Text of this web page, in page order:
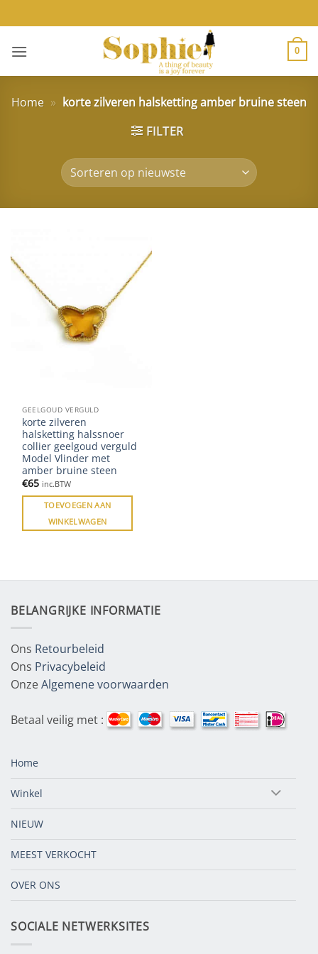
naar
inhoud
0
Home » korte zilveren halsketting amber bruine steen
FILTER
GEELGOUD VERGULD
korte zilveren
halsketting halssnoer
collier geelgoud verguld
Model Vlinder met
amber bruine steen
€65 inc.BTW
TOEVOEGEN AAN
WINKELWAGEN
BELANGRIJKE INFORMATIE
Ons Retourbeleid
Ons Privacybeleid
OnzeAlgemene voorwaarden
Betaal veilig met :
Home
Winkel
NIEUW
MEEST VERKOCHT
OVER ONS
SOCIALE NETWERKSITES